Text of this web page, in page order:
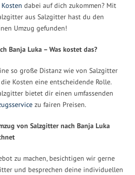
Kosten dabei auf dich zukommen? Mit
aus Salzgitter hast du den
Umzug gefunden!
Banja Luka – Was kostet das?
so große Distanz wie von Salzgitter
Kosten eine entscheidende Rolle.
bietet dir einen umfassenden
zu fairen Preisen.
von Salzgitter nach Banja Luka
zu machen, besichtigen wir gerne
und besprechen deine individuellen